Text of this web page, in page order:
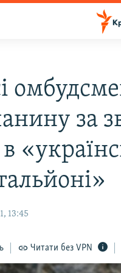
за
в
13:45
Читати без VPN